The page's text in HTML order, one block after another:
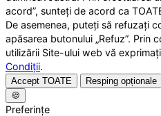
acord”, sunteți de acord ca
De asemenea, puteți să refuzați
apăsarea butonului „Refuz”. Prin
utilizării Site-ului web vă
Condiții.
Accept TOATE Resping opționale
🍪
Preferințe